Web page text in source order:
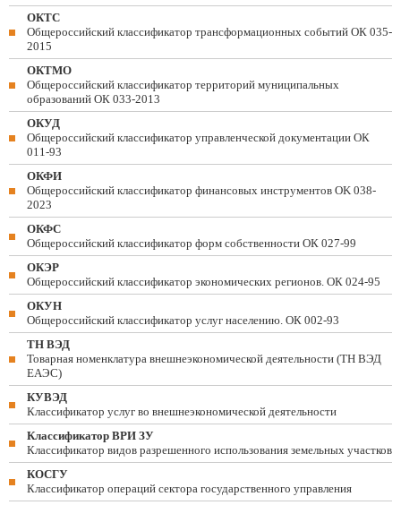
ОКТС
Общероссийский классификатор трансформационных событий ОК 035-
2015
ОКТМО
Общероссийский классификатор территорий муниципальных
образований ОК 033-2013
ОКУД
Общероссийский классификатор управленческой документации ОК
011-93
ОКФИ
Общероссийский классификатор финансовых инструментов OK 038-
2023
ОКФС
Общероссийский классификатор форм собственности ОК 027-99
ОКЭР
Общероссийский классификатор экономических регионов. ОК 024-95
ОКУН
Общероссийский классификатор услуг населению. ОК 002-93
ТН ВЭД
Товарная номенклатура внешнеэкономической деятельности (ТН ВЭД
ЕАЭС)
КУВЭД
Классификатор услуг во внешнеэкономической деятельности
Классификатор ВРИ ЗУ
Классификатор видов разрешенного использования земельных участков
КОСГУ
Классификатор операций сектора государственного управления